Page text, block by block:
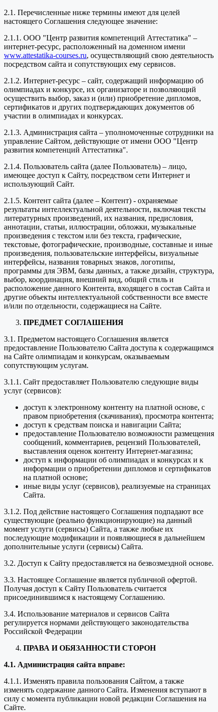
2.1. Перечисленные ниже термины имеют для целей
настоящего Соглашения следующее значение:
2.1.1. ООО "Центр развития компетенций Аттестатика" –
интернет-ресурс, расположенный на доменном имени
www.attestatika-courses.ru, осуществляющий свою деятельность
посредством сайта и сопутствующих ему сервисов.
2.1.2. Интернет-ресурс – сайт, содержащий информацию об
олимпиадах и конкурсе, их организаторе и позволяющий
осуществить выбор, заказ и (или) приобретение дипломов,
сертификатов и других подтверждающих документов об
участии в олимпиадах и конкурсах.
2.1.3. Администрация сайта – уполномоченные сотрудники на
управление Сайтом, действующие от имени ООО "Центр
развития компетенций Аттестатика".
2.1.4. Пользователь сайта (далее Пользователь) – лицо,
имеющее доступ к Сайту, посредством сети Интернет и
использующий Сайт.
2.1.5. Контент сайта (далее – Контент) - охраняемые
результаты интеллектуальной деятельности, включая тексты
литературных произведений, их названия, предисловия,
аннотации, статьи, иллюстрации, обложки, музыкальные
произведения с текстом или без текста, графические,
текстовые, фотографические, производные, составные и иные
произведения, пользовательские интерфейсы, визуальные
интерфейсы, названия товарных знаков, логотипы,
программы для ЭВМ, базы данных, а также дизайн, структура,
выбор, координация, внешний вид, общий стиль и
расположение данного Контента, входящего в состав Сайта и
другие объекты интеллектуальной собственности все вместе
и/или по отдельности, содержащиеся на Сайте.
ПРЕДМЕТ СОГЛАШЕНИЯ
3.1. Предметом настоящего Соглашения является
предоставление Пользователю Сайта доступа к содержащимся
на Сайте олимпиадам и конкурсам, оказываемым
сопутствующим услугам.
3.1.1. Сайт предоставляет Пользователю следующие виды
услуг (сервисов):
доступ к электронному контенту на платной основе, с
правом приобретения (скачивания), просмотра контента;
доступ к средствам поиска и навигации Сайта;
предоставление Пользователю возможности размещения
сообщений, комментариев, рецензий Пользователей,
выставления оценок контенту Интернет-магазина;
доступ к информации об олимпиадах и конкурсах и к
информации о приобретении дипломов и сертификатов
на платной основе;
иные виды услуг (сервисов), реализуемые на страницах
Сайта.
3.1.2. Под действие настоящего Соглашения подпадают все
существующие (реально функционирующие) на данный
момент услуги (сервисы) Сайта, а также любые их
последующие модификации и появляющиеся в дальнейшем
дополнительные услуги (сервисы) Сайта.
3.2. Доступ к Сайту предоставляется на безвозмездной основе.
3.3. Настоящее Соглашение является публичной офертой.
Получая доступ к Сайту Пользователь считается
присоединившимся к настоящему Соглашению.
3.4. Использование материалов и сервисов Сайта
регулируется нормами действующего законодательства
Российской Федерации
ПРАВА И ОБЯЗАННОСТИ СТОРОН
4.1. Администрация сайта вправе:
4.1.1. Изменять правила пользования Сайтом, а также
изменять содержание данного Сайта. Изменения вступают в
силу с момента публикации новой редакции Соглашения на
Сайте.